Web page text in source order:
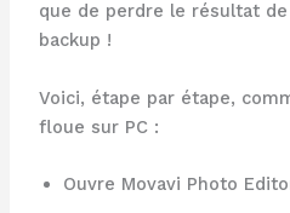
que de perdre le résultat
backup !
Voici, étape par étape,
floue sur PC :
Ouvre Movavi Photo